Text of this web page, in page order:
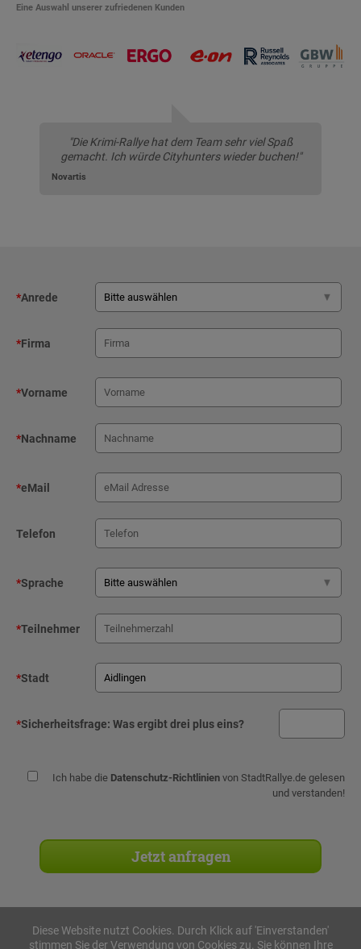
Eine Auswahl unserer zufriedenen Kunden
"Die Krimi-Rallye hat dem Team sehr viel Spaß
gemacht. Ich würde Cityhunters wieder buchen!"
Novartis
*Anrede
*Firma
*Vorname
*Nachname
*eMail
Telefon
*Sprache
*Teilnehmer
*Stadt
*Sicherheitsfrage: Was ergibt drei plus eins?
Ich habe die Datenschutz-Richtlinien von StadtRallye.de gelesen
und verstanden!
Diese Website nutzt Cookies. Durch Klick auf 'Einverstanden'
stimmen Sie der Verwendung von Cookies zu. Sie können Ihre